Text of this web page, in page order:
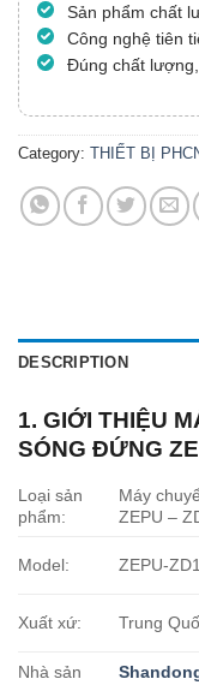
Sản phẩm chất
Công nghệ tiên
Đúng chất
Category: THIẾT BỊ
DESCRIPTION
1. GIỚI THIỆU
SÓNG ĐỨNG
Loại sản
phẩm:
Máy
ZEPU –
Model: ZEPU-
Xuất xứ: Trung
Nhà sản